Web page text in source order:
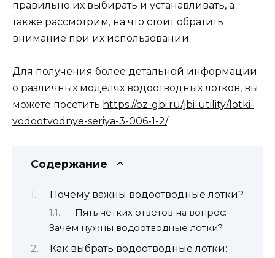
правильно их выбирать и устанавливать, а
также рассмотрим, на что стоит обратить
внимание при их использовании.
Для получения более детальной информации
о различных моделях водоотводных лотков, вы
можете посетить https://oz-gbi.ru/jbi-utility/lotki-
vodootvodnye-seriya-3-006-1-2/.
Содержание
Почему важны водоотводные лотки?
Пять четких ответов на вопрос:
Зачем нужны водоотводные лотки?
Как выбрать водоотводные лотки: